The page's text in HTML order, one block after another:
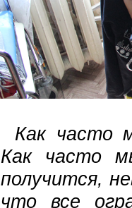
Как часто
Как часто
получится,
что все